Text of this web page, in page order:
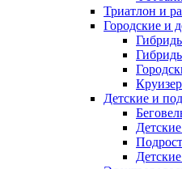
Триатлон и
Городские и
Детские и